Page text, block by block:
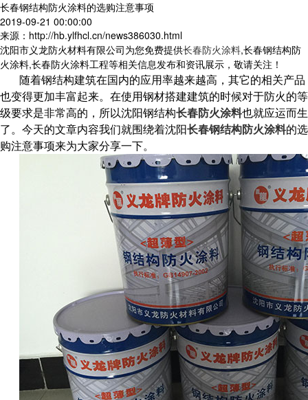
长春钢结构防火涂料的选购注意事项
2019-09-21 00:00:00
来源：http://hb.ylfhcl.cn/news386030.html
沈阳市义龙防火材料有限公司为您免费提供长春防火涂料,长春钢结构防
火涂料,长春防火涂料工程等相关信息发布和资讯展示，敬请关注！
随着钢结构建筑在国内的应用率越来越高，其它的相关产品
也变得更加丰富起来。在使用钢材搭建建筑的时候对于防火的等
级要求是非常高的，所以沈阳钢结构长春防火涂料也就应运而生
了。今天的文章内容我们就围绕着沈阳长春钢结构防火涂料的选
购注意事项来为大家分享一下。